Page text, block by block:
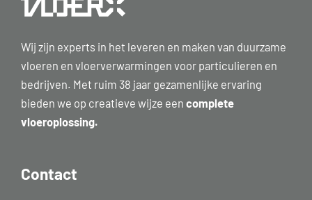
Wij zijn experts in het leveren en maken van duurzame
vloeren en vloerverwarmingen voor particulieren en
bedrijven. Met ruim 38 jaar gezamenlijke ervaring
bieden we op creatieve wijze een complete
vloeroplossing.
Contact